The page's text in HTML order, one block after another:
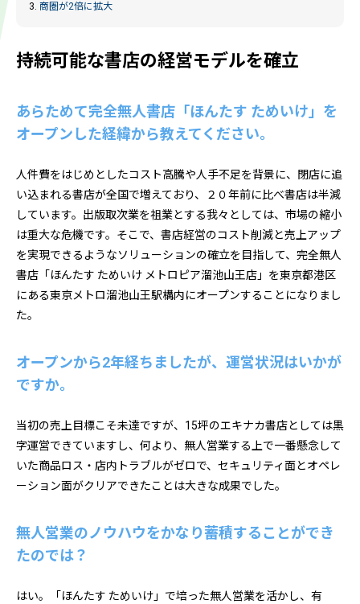
3. 商圏が2倍に拡大
持続可能な書店の経営モデルを確立
あらためて完全無人書店「ほんたす ためいけ」を
オープンした経緯から教えてください。
人件費をはじめとしたコスト高騰や人手不足を背景に、閉店に追
い込まれる書店が全国で増えており、２０年前に比べ書店は半減
しています。出版取次業を祖業とする我々としては、市場の縮小
は重大な危機です。そこで、書店経営のコスト削減と売上アップ
を実現できるようなソリューションの確立を目指して、完全無人
書店「ほんたす ためいけ メトロピア溜池山王店」を東京都港区
にある東京メトロ溜池山王駅構内にオープンすることになりまし
た。
オープンから2年経ちましたが、運営状況はいかが
ですか。
当初の売上目標こそ未達ですが、15坪のエキナカ書店としては黒
字運営できていますし、何より、無人営業する上で一番懸念して
いた商品ロス・店内トラブルがゼロで、セキュリティ面とオペレ
ーション面がクリアできたことは大きな成果でした。
無人営業のノウハウをかなり蓄積することができ
たのでは？
はい。「ほんたす ためいけ」で培った無人営業を活かし、有